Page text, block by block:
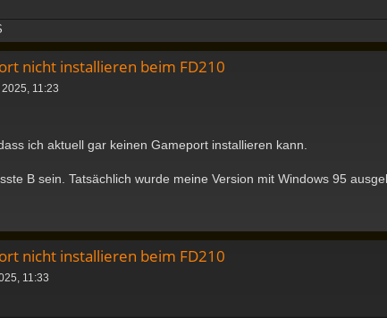
nicht installieren beim FD210
11:23
ich aktuell gar keinen Gameport installieren kann.
B sein. Tatsächlich wurde meine Version mit Windows 95
nicht installieren beim FD210
11:33